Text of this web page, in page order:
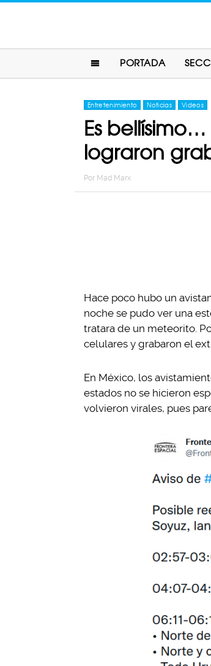
PORTADA
Entretenimiento Noticias Videos
Es
lograron
Por Mad Marx
Hace poco hubo un
noche se pudo ver una
tratara de un meteorito.
celulares y grabaron el
En México, los
estados no se hicieron
volvieron virales, pues